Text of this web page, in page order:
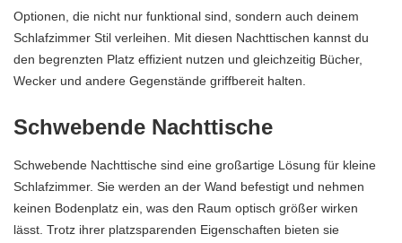
Optionen, die nicht nur funktional sind, sondern auch deinem
Schlafzimmer Stil verleihen. Mit diesen Nachttischen kannst du
den begrenzten Platz effizient nutzen und gleichzeitig Bücher,
Wecker und andere Gegenstände griffbereit halten.
Schwebende Nachttische
Schwebende Nachttische sind eine großartige Lösung für kleine
Schlafzimmer. Sie werden an der Wand befestigt und nehmen
keinen Bodenplatz ein, was den Raum optisch größer wirken
lässt. Trotz ihrer platzsparenden Eigenschaften bieten sie